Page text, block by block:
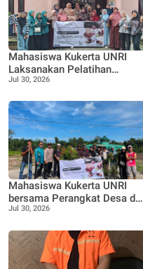
Mahasiswa Kukerta UNRI
Laksanakan Pelatihan
Pemanfaatan Minyak
Aromaterapi bersama Tim
Penggerak PKK Pangkalan
Nyirih
Jul 30, 2026
Mahasiswa Kukerta UNRI
bersama Perangkat Desa dan
Bhabinkamtibmas
bibit Tanaman Pucuk Merah
dan Tanaman buah Jeruk
Jul 30, 2026